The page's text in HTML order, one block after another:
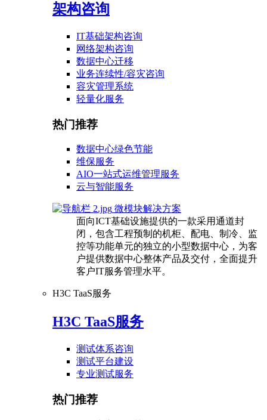
架构咨询
IT基础架构咨询
网络架构咨询
数据中心迁移
业务连续性/容灾咨询
容灾管理系统
轻量化服务
热门推荐
数据中心绿色节能
维保服务
AIO一站式运维管理服务
云与智能服务
微模块解决方案
面向ICT基础设施提供的一款采用通道封
闭，包含工程预制的机柜、配电、制冷、监
控等功能单元的独立的小型数据中心，为客
户提供数据中心整体产品及交付，全面提升
客户IT服务管理水平。
H3C TaaS服务
H3C TaaS服务
测试体系咨询
测试平台建设
专业测试服务
热门推荐